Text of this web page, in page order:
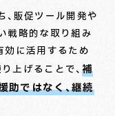
、販促ツール開発や
戦略的な取り組み
効に活用するため
上げることで、 補
助ではなく、継続